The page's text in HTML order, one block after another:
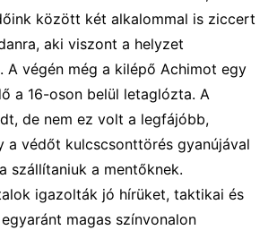
között két alkalommal is ziccert
aki viszont a helyzet
A végén még a kilépő Achimot egy
a 16-oson belül letaglózta. A
de nem ez volt a legfájóbb,
a védőt kulcscsonttörés gyanújával
szállítaniuk a mentőknek.
igazolták jó hírüket, taktikai és
magas színvonalon